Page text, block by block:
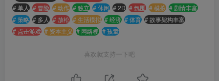
# 单人 # 冒险 # 动作 # 独立 # 休闲 # 2D # 氛围 # 模拟 # 剧情丰富
# 策略 # 多人 # 放松 # 生活模拟 # 经济 # 体育 # 故事架构丰富
# 点击游戏 # 资本主义 # 网络梗 # 孩童
喜欢就支持一下吧